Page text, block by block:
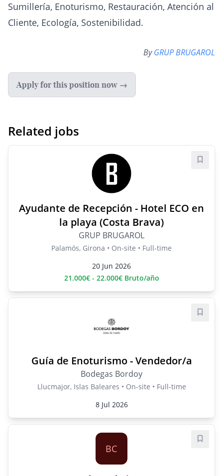
Sumillería, Enoturismo, Restauración, Atención al
Cliente, Ecología, Sostenibilidad.
ByGRUP BRUGAROL
Apply for this position now →
Related jobs
Ayudante de Recepción - Hotel ECO en
la playa (Costa Brava)
GRUP BRUGAROL
Palamós, Girona • On-site • Full-time
20 Jun 2026
21.000€ - 22.000€ Bruto/año
Save
Guía de Enoturismo - Vendedor/a
Bodegas Bordoy
Llucmajor, Islas Baleares • On-site • Full-time
8 Jul 2026
Save
BC Save